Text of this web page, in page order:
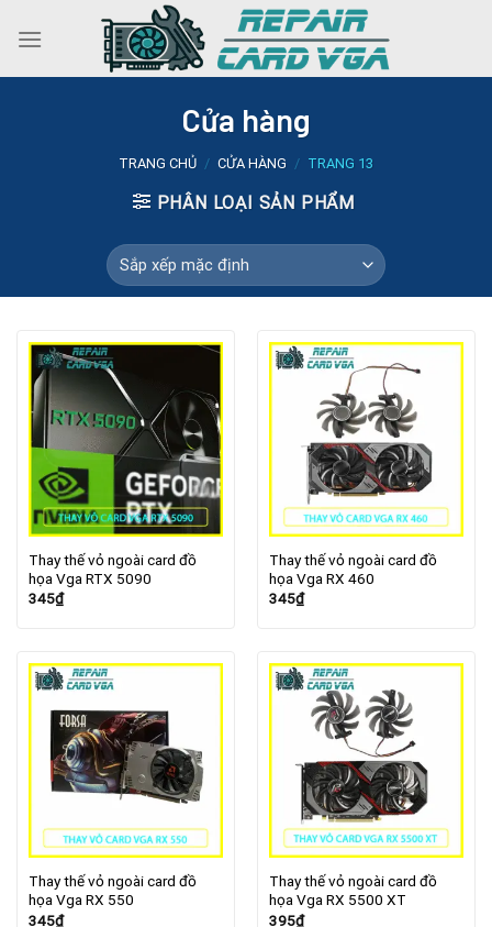
Cửa hàng
TRANG CHỦ / CỬA HÀNG / TRANG 13
PHÂN LOẠI SẢN PHẨM
Thay thế vỏ ngoài card đồ
họa Vga RTX 5090
345₫
Thay thế vỏ ngoài card đồ
họa Vga RX 460
345₫
Thay thế vỏ ngoài card đồ
họa Vga RX 550
345₫
Thay thế vỏ ngoài card đồ
họa Vga RX 5500 XT
395₫